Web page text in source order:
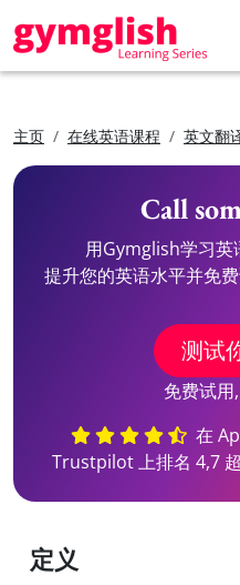
主页 在线英语课程 英文翻
Call
用Gymglish学习英
提升您的英语水平并免
测试
免费试用
在
Trustpilot 上排名 4,7
定义